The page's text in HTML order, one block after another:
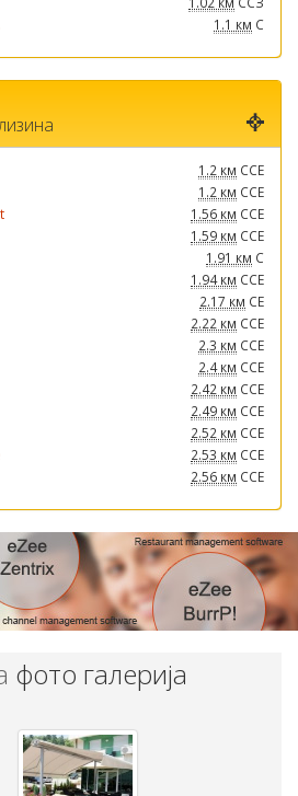
1.1 км С
1.2 км ССЕ
1.2 км ССЕ
1.56 км ССЕ
1.59 км ССЕ
1.91 км С
1.94 км ССЕ
2.17 км СЕ
2.22 км ССЕ
2.3 км ССЕ
2.4 км ССЕ
2.42 км ССЕ
2.49 км ССЕ
2.52 км ССЕ
2.53 км ССЕ
2.56 км ССЕ
фото галерија